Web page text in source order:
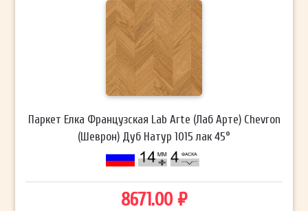
Паркет Елка Французская Lab Arte (Лаб Арте) Chevron
(Шеврон) Дуб Натур 1015 лак 45°
8671.00 ₽